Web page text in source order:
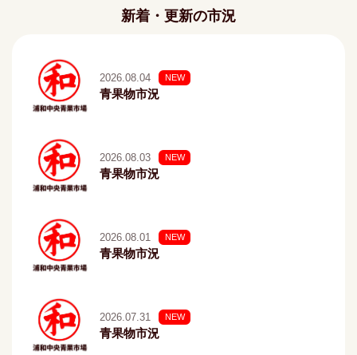
新着・更新の市況
2026.08.04 NEW
青果物市況
2026.08.03 NEW
青果物市況
2026.08.01 NEW
青果物市況
2026.07.31 NEW
青果物市況